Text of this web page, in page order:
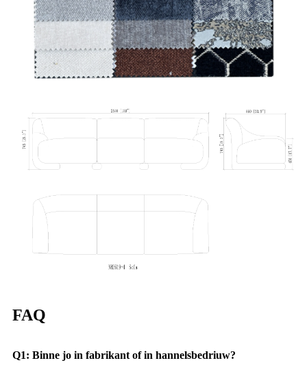
FAQ
Q1: Binne jo in fabrikant of in hannelsbedriuw?